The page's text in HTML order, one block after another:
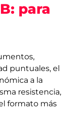
para
puntuales, el
a la
resistencia,
formato más